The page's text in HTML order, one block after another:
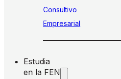
Consultivo
Empresarial
Estudia
en la FEN